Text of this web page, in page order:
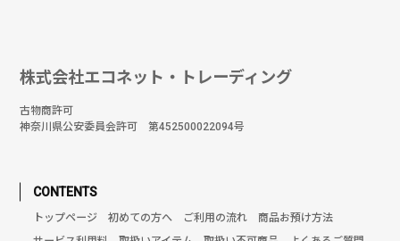
株式会社エコネット・トレーディング
古物商許可
神奈川県公安委員会許可 第452500022094号
CONTENTS
トップページ 初めての方へ ご利用の流れ
商品お預け方法